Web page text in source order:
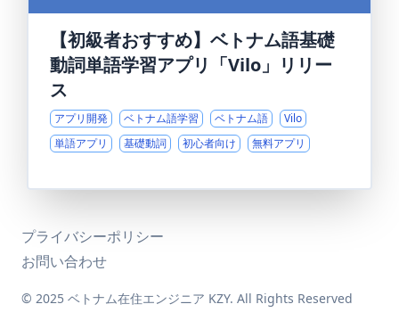
【初級者おすすめ】ベトナム語基礎
動詞単語学習アプリ「Vilo」リリー
ス
アプリ開発 ベトナム語学習 ベトナム語
Vilo
単語アプリ
基礎動詞 初心者向け 無料アプリ
プライバシーポリシー
お問い合わせ
© 2025 ベトナム在住エンジニア KZY. All Rights Reserved